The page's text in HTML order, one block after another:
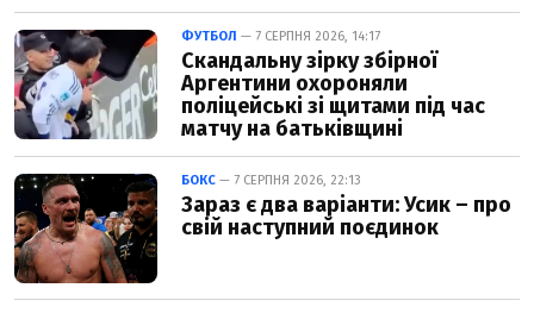
ФУТБОЛ — 7 СЕРПНЯ 2026, 14:17
Скандальну зірку збірної
Аргентини охороняли
поліцейські зі щитами під час
матчу на батьківщині
БОКС — 7 СЕРПНЯ 2026, 22:13
Зараз є два варіанти: Усик – про
свій наступний поєдинок